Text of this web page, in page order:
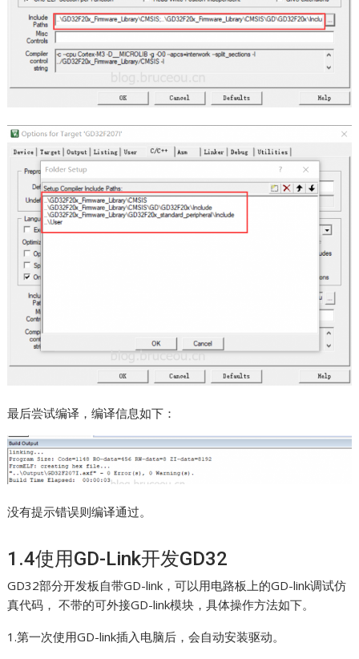
最后尝试编译，编译信息如下：
没有提示错误则编译通过。
1.4使用GD-Link开发GD32
GD32部分开发板自带GD-link，可以用电路板上的GD-link调试仿
真代码， 不带的可外接GD-link模块，具体操作方法如下。
1.第一次使用GD-link插入电脑后，会自动安装驱动。